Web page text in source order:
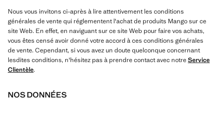
Nous vous invitons ci-après à lire attentivement les conditions
générales de vente qui réglementent l'achat de produits Mango sur ce
site Web. En effet, en naviguant sur ce site Web pour faire vos achats,
vous êtes censé avoir donné votre accord à ces conditions générales
de vente. Cependant, si vous avez un doute quelconque concernant
lesdites conditions, n'hésitez pas à prendre contact avec notreService
Clientèle.
NOS DONNÉES